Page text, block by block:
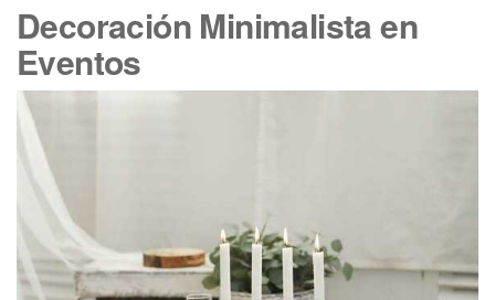
Decoración Minimalista en
Eventos